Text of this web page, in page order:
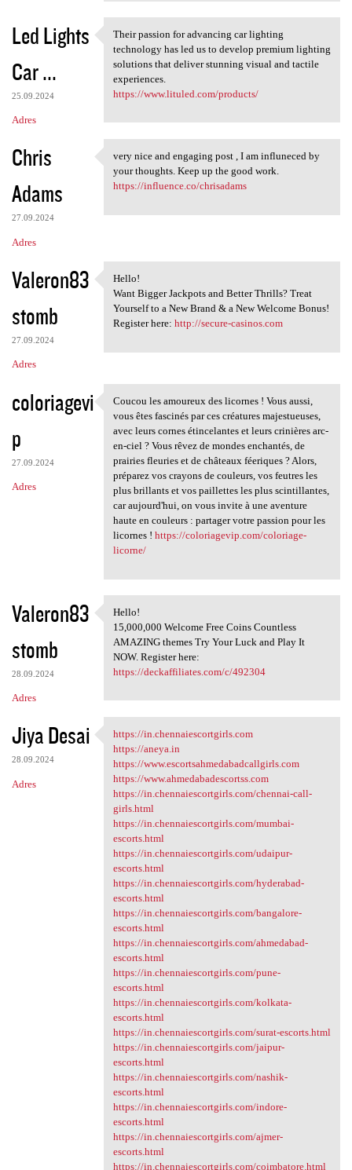
Led Lights
Car ...
25.09.2024
Adres
Their passion for advancing
Their passion for advancing car lighting
technology has led us to develop premium lighting
solutions that deliver stunning visual and tactile
experiences.
https://www.lituled.com/products/
Chris
Adams
27.09.2024
Adres
very nice and engaging post ,
very nice and engaging post , I am influneced by
your thoughts. Keep up the good work.
https://influence.co/chrisadams
Valeron83
stomb
27.09.2024
Adres
Hello!
Hello!
Want Bigger Jackpots and Better Thrills? Treat
Yourself to a New Brand & a New Welcome Bonus!
Register here: http://secure-casinos.com
coloriagevi
p
27.09.2024
Adres
Coucou les amoureux des
Coucou les amoureux des licornes ! Vous aussi,
vous êtes fascinés par ces créatures majestueuses,
avec leurs cornes étincelantes et leurs crinières arc-
en-ciel ? Vous rêvez de mondes enchantés, de
prairies fleuries et de châteaux féeriques ? Alors,
préparez vos crayons de couleurs, vos feutres les
plus brillants et vos paillettes les plus scintillantes,
car aujourd'hui, on vous invite à une aventure
haute en couleurs : partager votre passion pour les
licornes ! https://coloriagevip.com/coloriage-
licorne/
Valeron83
stomb
28.09.2024
Adres
Hello!
Hello!
15,000,000 Welcome Free Coins Countless
AMAZING themes Try Your Luck and Play It
NOW. Register here:
https://deckaffiliates.com/c/492304
Jiya Desai
28.09.2024
Adres
https://in.chennaiescortgirls
https://in.chennaiescortgirls.com
https://aneya.in
https://www.escortsahmedabadcallgirls.com
https://www.ahmedabadescortss.com
https://in.chennaiescortgirls.com/chennai-call-
girls.html
https://in.chennaiescortgirls.com/mumbai-
escorts.html
https://in.chennaiescortgirls.com/udaipur-
escorts.html
https://in.chennaiescortgirls.com/hyderabad-
escorts.html
https://in.chennaiescortgirls.com/bangalore-
escorts.html
https://in.chennaiescortgirls.com/ahmedabad-
escorts.html
https://in.chennaiescortgirls.com/pune-
escorts.html
https://in.chennaiescortgirls.com/kolkata-
escorts.html
https://in.chennaiescortgirls.com/surat-escorts.html
https://in.chennaiescortgirls.com/jaipur-
escorts.html
https://in.chennaiescortgirls.com/nashik-
escorts.html
https://in.chennaiescortgirls.com/indore-
escorts.html
https://in.chennaiescortgirls.com/ajmer-
escorts.html
https://in.chennaiescortgirls.com/coimbatore.html